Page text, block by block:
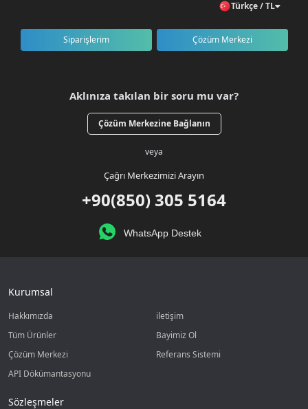
Türkçe / TL
Siparişlerim Çözüm Merkezi
Aklınıza takılan bir soru mu var?
Çözüm Merkezine Bağlanın
veya
Çağrı Merkezimizi Arayın
+90(850) 305 5164
WhatsApp Destek
Kurumsal
Hakkımızda
iletişim
Tüm Ürünler
Bayimiz Ol
Çözüm Merkezi
Referans Sistemi
API Dökümantasyonu
Sözleşmeler